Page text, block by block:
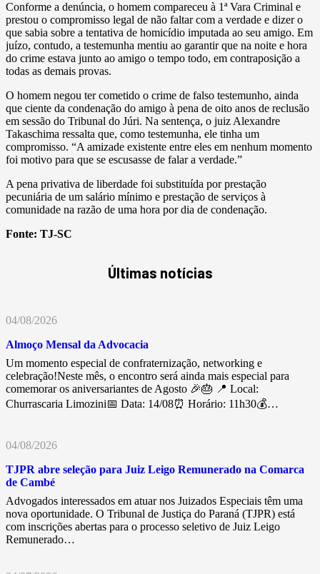
Conforme a denúncia, o homem compareceu à 1ª Vara Criminal e
prestou o compromisso legal de não faltar com a verdade e dizer o
que sabia sobre a tentativa de homicídio imputada ao seu amigo. Em
juízo, contudo, a testemunha mentiu ao garantir que na noite e hora
do crime estava junto ao amigo o tempo todo, em contraposição a
todas as demais provas.
O homem negou ter cometido o crime de falso testemunho, ainda
que ciente da condenação do amigo à pena de oito anos de reclusão
em sessão do Tribunal do Júri. Na sentença, o juiz Alexandre
Takaschima ressalta que, como testemunha, ele tinha um
compromisso. “A amizade existente entre eles em nenhum momento
foi motivo para que se escusasse de falar a verdade.”
A pena privativa de liberdade foi substituída por prestação
pecuniária de um salário mínimo e prestação de serviços à
comunidade na razão de uma hora por dia de condenação.
Fonte: TJ-SC
Últimas notícias
04/08/2026
Almoço Mensal da Advocacia
Um momento especial de confraternização, networking e
celebração!Neste mês, o encontro será ainda mais especial para
comemorar os aniversariantes de Agosto 🎉🎂 📍 Local:
Churrascaria Limozini📅 Data: 14/08⏰ Horário: 11h30💰…
04/08/2026
TJPR abre seleção para Juiz Leigo Remunerado na Comarca
de Cambé
Advogados interessados em atuar nos Juizados Especiais têm uma
nova oportunidade. O Tribunal de Justiça do Paraná (TJPR) está
com inscrições abertas para o processo seletivo de Juiz Leigo
Remunerado…